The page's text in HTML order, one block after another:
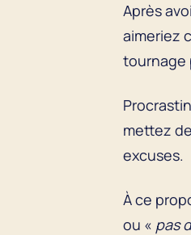
Après
aimeriez
tournage
mettez
excuses.
À ce
ou « pas